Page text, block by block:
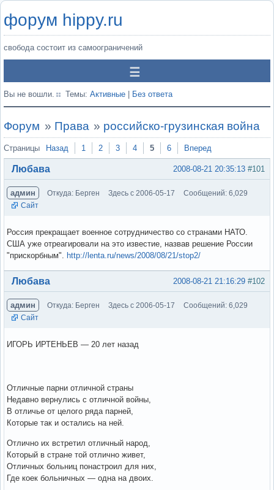
форум hippy.ru
свобода состоит из самоограничений
Вы не вошли. Темы: Активные Без ответа
Форум » Права » российско-грузинская война
Страницы Назад 1 2 3 4 5 6 Вперед
#101
2008-08-21 20:35:13
Любава
админ Откуда: Берген Здесь с 2006-05-17
Сообщений: 6,029
Сайт
Россия прекращает военное сотрудничество со странами НАТО.
США уже отреагировали на это известие, назвав решение России
"прискорбным".
http://lenta.ru/news/2008/08/21/stop2/
Вне форума #102
2008-08-21 21:16:29
Любава
админ Откуда: Берген Здесь с 2006-05-17
Сообщений: 6,029
Сайт
ИГОРЬ ИРТЕНЬЕВ — 20 лет назад
Отличные парни отличной страны
Недавно вернулись с отличной войны,
В отличье от целого ряда парней,
Которые так и остались на ней.
Отлично их встретил отличный народ,
Который в стране той отлично живет,
Отличных больниц понастроил для них,
Где коек больничных — одна на двоих.